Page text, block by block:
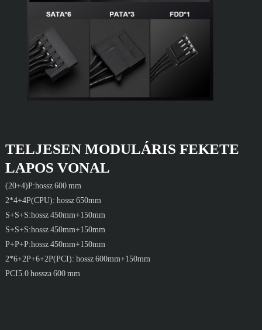
TELJESEN MODULÁRIS FEKETE
LAPOS VONAL
(20+4)P:hossz 600 mm
2*4+4P(CPU): hossz 650mm
S+S+S:hossz 450mm+150mm
S+S+S:hossz 450mm+150mm
P+P+P:hossz 450mm+150mm
2*6+2P+6+2P(PCI): hossz 600mm+150mm
PCI5.0 hossza 600 mm